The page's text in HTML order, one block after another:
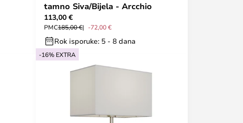
tamno Siva/Bijela - Arcchio
113,00 €
PMC185,00 € -72,00 €
Rok isporuke: 5 - 8 dana
-16% EXTRA